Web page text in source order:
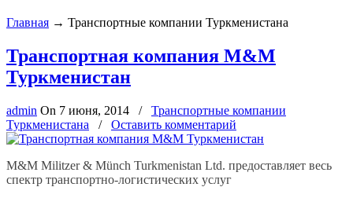
Главная → Транспортные компании Туркменистана
Транспортная компания M&M
Туркменистан
admin On 7 июня, 2014 /
Транспортные компании
Туркменистана
/ Оставить комментарий
M&M Militzer & Münch Turkmenistan Ltd. предоставляет весь
спектр транспортно-логистических услуг